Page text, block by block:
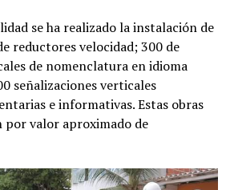
se ha realizado la instalación de
reductores velocidad; 300 de
de nomenclatura en idioma
señalizaciones verticales
e informativas. Estas obras
valor aproximado de